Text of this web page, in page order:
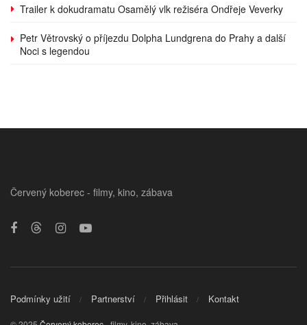
Trailer k dokudramatu Osamělý vlk režiséra Ondřeje Veverky
Petr Větrovský o příjezdu Dolpha Lundgrena do Prahy a další
Noci s legendou
Červený koberec - filmy, kino, zábava
Podmínky užití Partnerství Přihlásit Kontakt